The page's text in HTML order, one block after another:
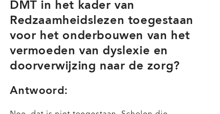
DMT in het kader van
Redzaamheidslezen toegestaan
voor het onderbouwen van het
vermoeden van dyslexie en
doorverwijzing naar de zorg?
Antwoord: